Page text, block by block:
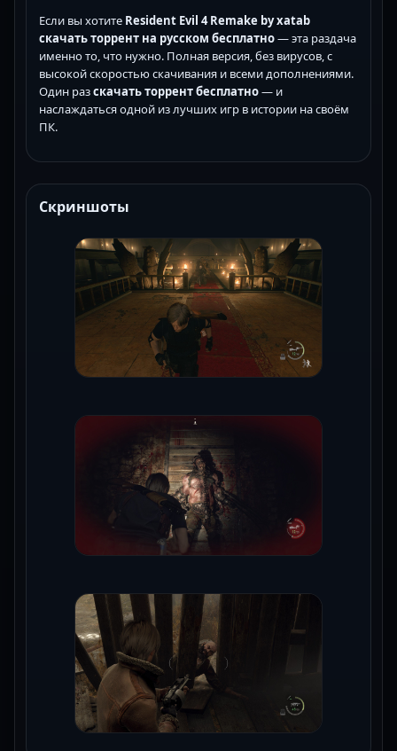
Если вы хотите Resident Evil 4 Remake by xatab
скачать торрент на русском бесплатно— эта раздача
именно то, что нужно. Полная версия, без вирусов, с
высокой скоростью скачивания и всеми дополнениями.
Один разскачать торрент бесплатно— и
наслаждаться одной из лучших игр в истории на своём
ПК.
Скриншоты